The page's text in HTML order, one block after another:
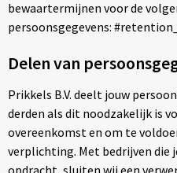
Waterbestendige tassen
bewaartermijnen voor de
persoonsgegevens:
Delen van
Prikkels B.V. deelt jouw
derden als dit noodzakelijk is
overeenkomst en om te
verplichting. Met bedrijven die
opdracht, sluiten wij een